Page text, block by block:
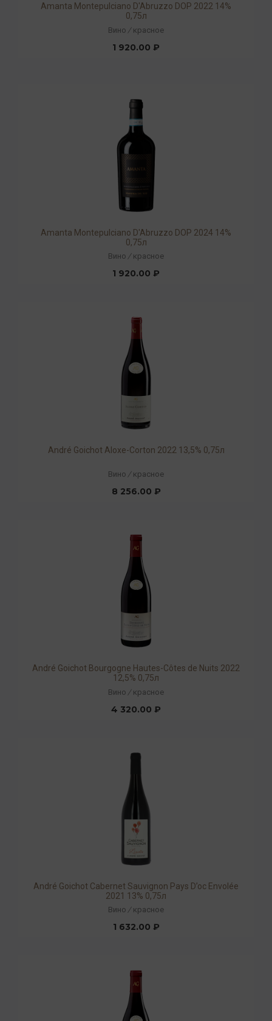
Amanta Montepulciano D'Abruzzo DOP 2022 14%
0,75л
Вино / красное
1 920.00 ₽
Amanta Montepulciano D'Abruzzo DOP 2024 14%
0,75л
Вино / красное
1 920.00 ₽
André Goichot Aloxe-Corton 2022 13,5% 0,75л
Вино / красное
8 256.00 ₽
André Goichot Bourgogne Hautes-Côtes de Nuits 2022
12,5% 0,75л
Вино / красное
4 320.00 ₽
André Goichot Cabernet Sauvignon Pays D’oc Envolée
2021 13% 0,75л
Вино / красное
1 632.00 ₽